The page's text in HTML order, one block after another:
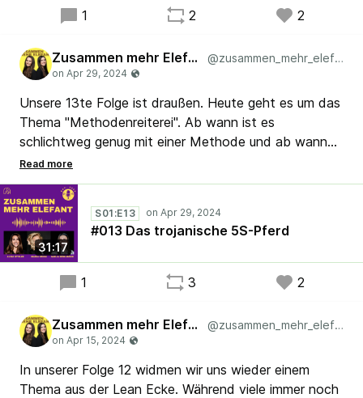
1 2 2
Zusammen mehr Elefant @zusammen_mehr_elefant
Unsere 13te Folge ist draußen. Heute geht es um das
Thema "Methodenreiterei". Ab wann ist es
schlichtweg genug mit einer Methode und ab wann
sollte in Richtung weiterer Ansätze geblickt werden,
um kontinuierliche Verbesserung auch wirklich zu
leben? Basierend auf einer weiteren Community
Anfrage diskutieren wir u.a. das Thema des sog. 5S.
Was das ist? Hör dir die Folge an und du wirst es
herausfinden.
#Agile #Scrum #Lean #Kaizen
#SystemischeOrganisationsentwicklung
31:17
S01:E13
#013 Das trojanische 5S-Pferd
1 3 2
Zusammen mehr Elefant @zusammen_mehr_elefant
In unserer Folge 12 widmen wir uns wieder einem
Thema aus der Lean Ecke. Während viele immer noch